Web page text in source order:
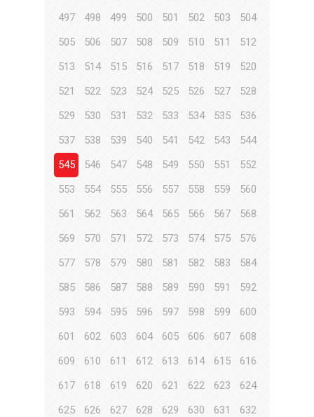
497
498 499 500 501 502 503
504
505
506 507 508 509 510 511
512
513
514 515 516 517 518 519
520
521
522 523 524 525 526 527
528
529
530 531 532 533 534 535
536
537
538 539 540 541 542 543
544
545
546 547 548 549 550 551
552
553
554 555 556 557 558 559
560
561
562 563 564 565 566 567
568
569
570 571 572 573 574 575
576
577
578 579 580 581 582 583
584
585
586 587 588 589 590 591
592
593
594 595 596 597 598 599
600
601
602 603 604 605 606 607
608
609
610 611 612 613 614 615
616
617
618 619 620 621 622 623
624
625
626 627 628 629 630 631
632